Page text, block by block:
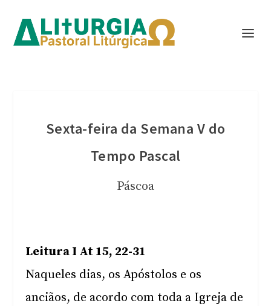
Sexta-feira da Semana V do
Tempo Pascal
Páscoa
Leitura I At 15, 22-31
Naqueles dias, os Apóstolos e os
anciãos, de acordo com toda a Igreja de